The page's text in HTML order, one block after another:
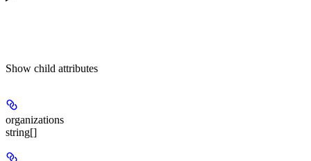
Show child attributes
organizations
string[]